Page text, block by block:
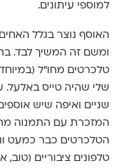
למוספי עיתונים.
האוסף נוצר בגלל
ומשם זה המשיך לבד.
טלכרטים מחו"ל
שלי שהיה טייס באלעל.
שניים ואיפה שיש
המזכרת עם התמנוה
הטלכרטים כבר כמעט
טלפונים ציבוריים (טוב,